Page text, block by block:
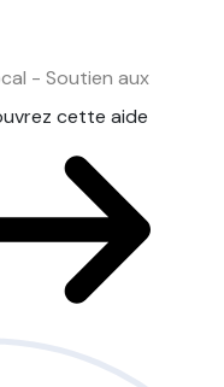
- Soutien aux
cette aide